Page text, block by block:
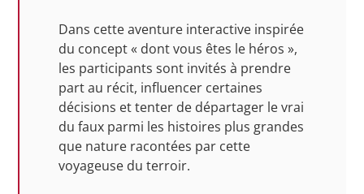
Dans cette aventure interactive inspirée
du concept « dont vous êtes le héros »,
les participants sont invités à prendre
part au récit, influencer certaines
décisions et tenter de départager le vrai
du faux parmi les histoires plus grandes
que nature racontées par cette
voyageuse du terroir.